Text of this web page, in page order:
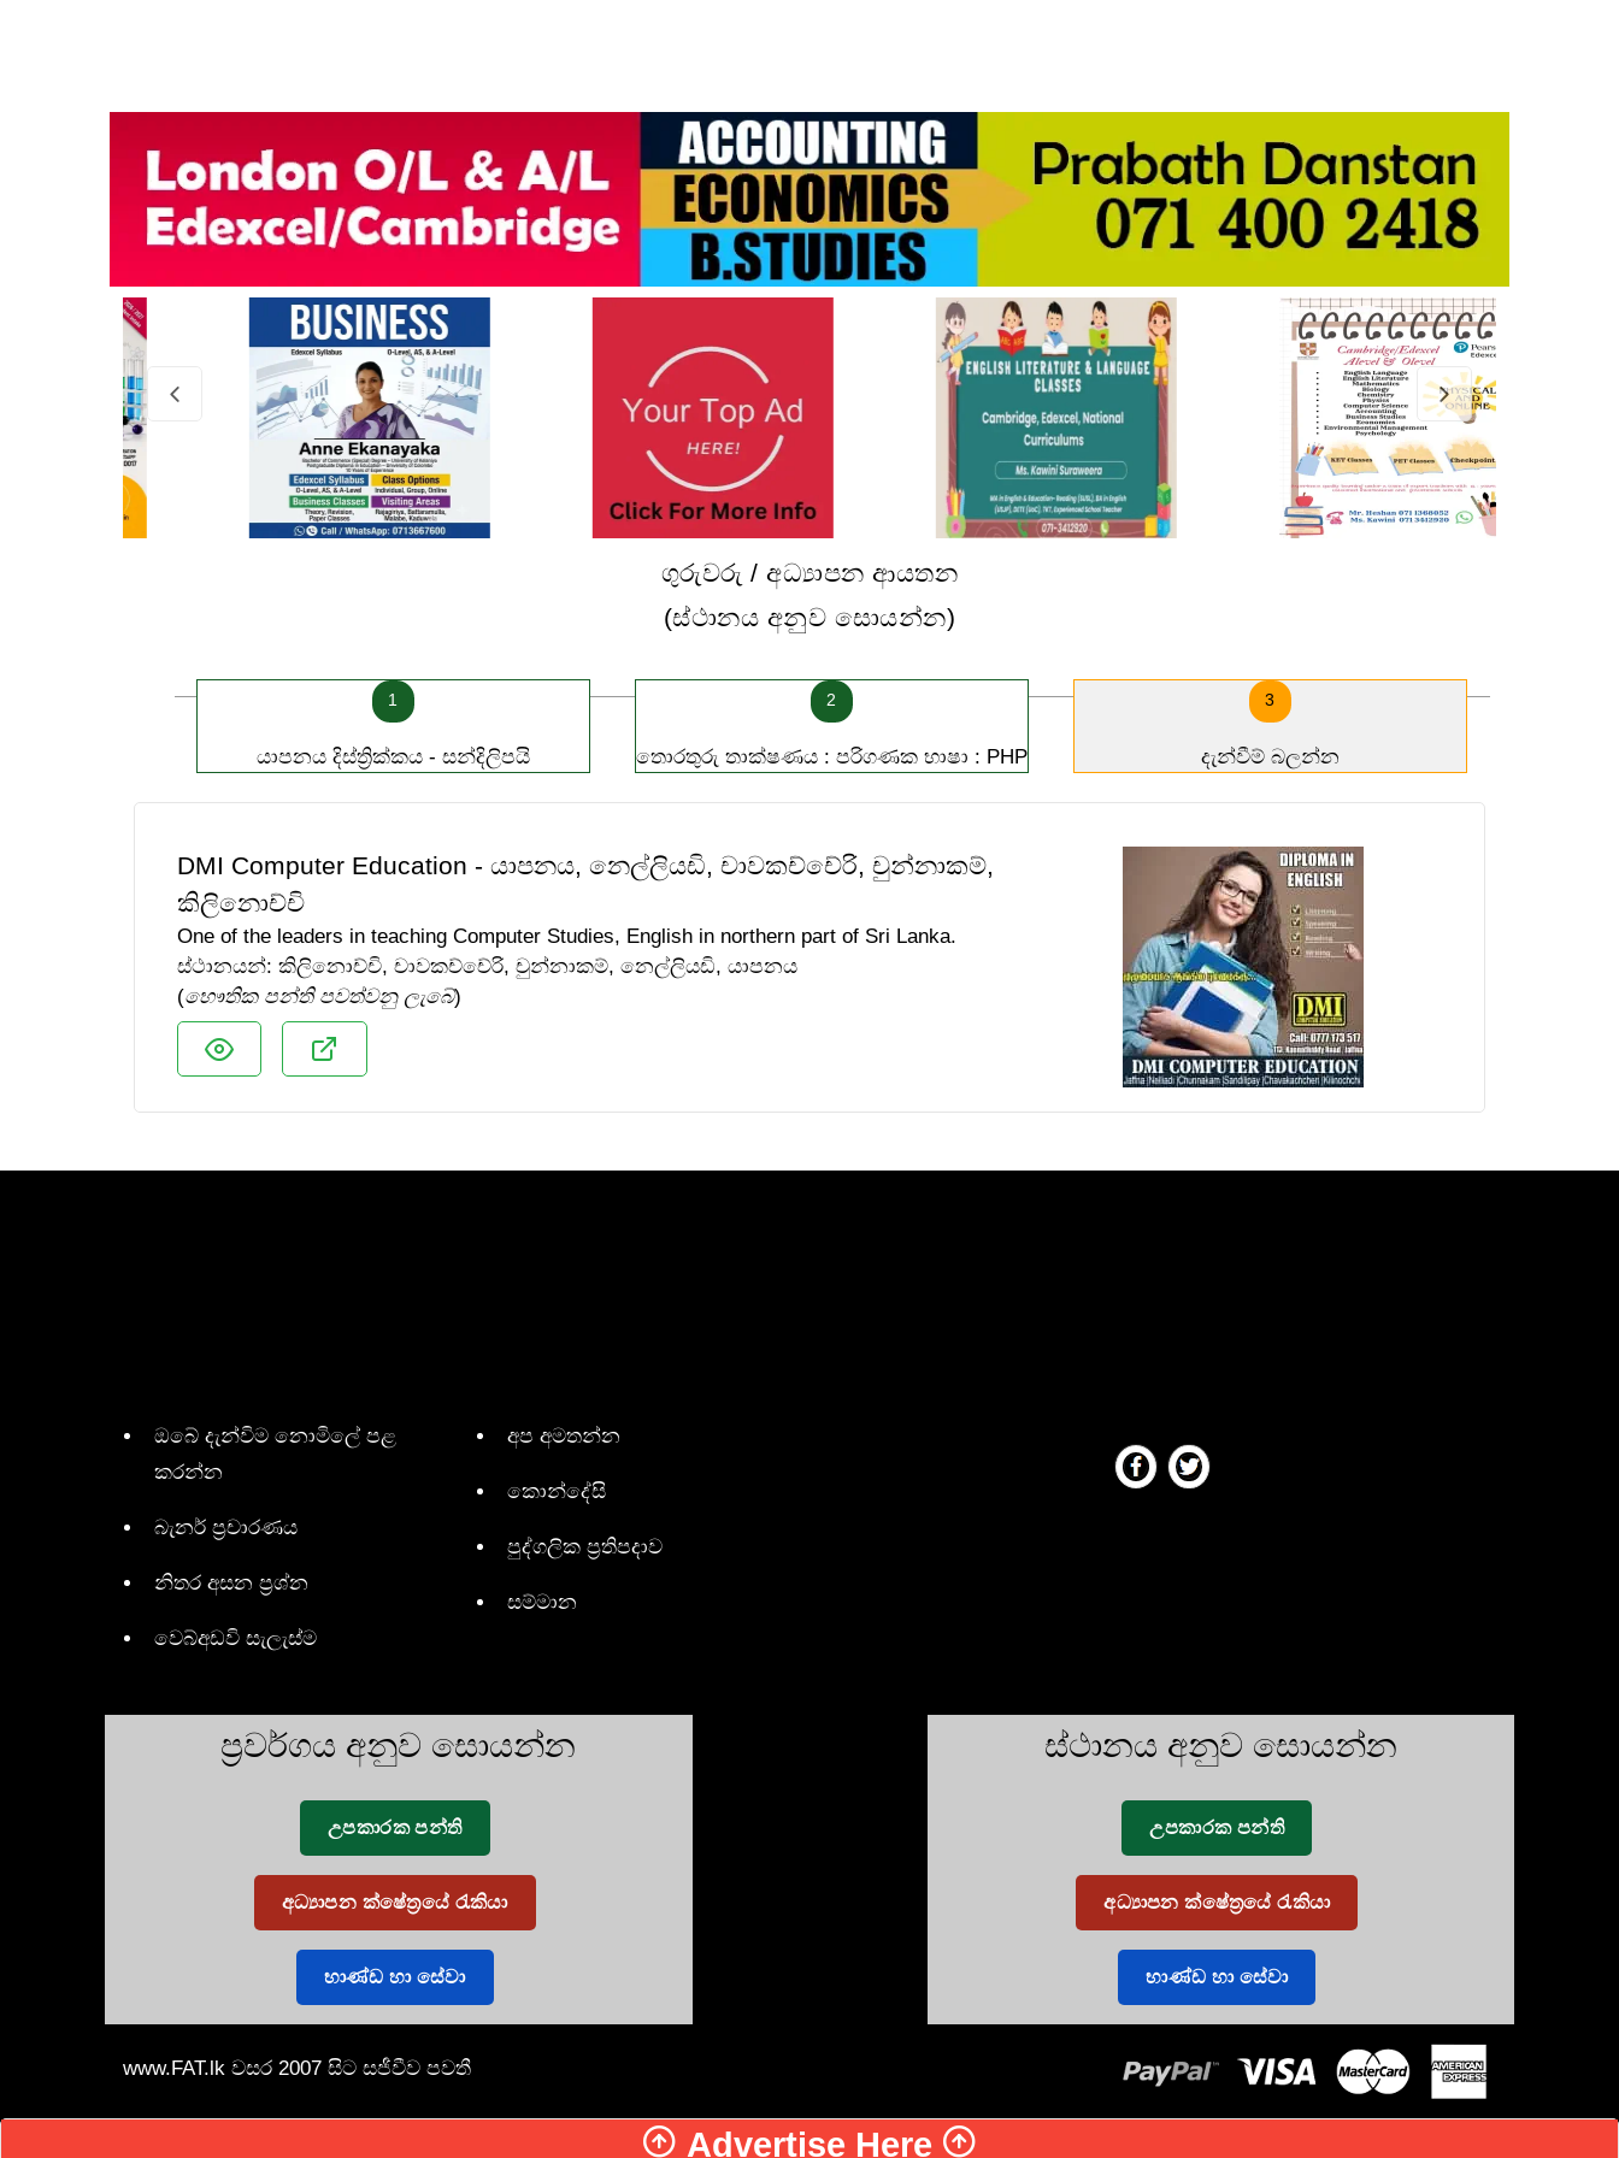
ගුරුවරු / අධ්‍යාපන ආයතන
(ස්ථානය අනුව සොයන්න)
1
යාපනය දිස්ත්‍රික්කය - සන්දිලිපයි
2
තොරතුරු තාක්ෂණය : පරිගණක භාෂා : PHP
3
දැන්වීම් බලන්න
DMI Computer Education - යාපනය, නෙල්ලියඩි, චාවකච්චේරි, චුන්නාකම්,
කිලිනොච්චි
One of the leaders in teaching Computer Studies, English in northern part of Sri Lanka.
ස්ථානයන්: කිලිනොච්චි, චාවකච්චේරි, චුන්නාකම්, නෙල්ලියඩි, යාපනය
(භෞතික පන්ති පවත්වනු ලැබේ)
ඔබේ දැන්විම නොමිලේ පළ
කරන්න
බැනර් ප්‍රචාරණය
නිතර අසන ප්‍රශ්න
වෙබ්අඩවි සැලැස්ම
අප අමතන්න
කොන්දේසි
පුද්ගලික ප්‍රතිපදාව
සම්මාන
ප්‍රවර්ගය අනුව සොයන්න
උපකාරක පන්ති
අධ්‍යාපන ක්ෂේත්‍රයේ රැකියා
භාණ්ඩ හා සේවා
ස්ථානය අනුව සොයන්න
උපකාරක පන්ති
අධ්‍යාපන ක්ෂේත්‍රයේ රැකියා
භාණ්ඩ හා සේවා
www.FAT.lk වසර 2007 සිට සජීවීව පවතී
Advertise Here